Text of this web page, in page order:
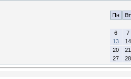
Пн Вт
6
7
13
14
20
21
27
28